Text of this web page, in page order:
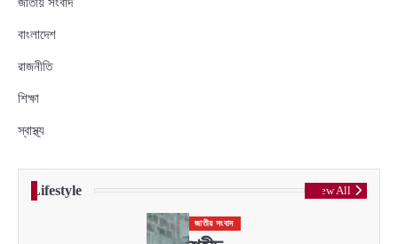
বাংলাদেশ
রাজনীতি
শিক্ষা
স্বাস্থ্য
Lifestyle View All
জাতীয় সংবাদ